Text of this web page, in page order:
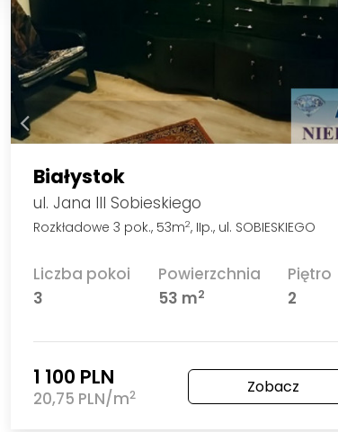
Białystok
ul. Jana III Sobieskiego
Rozkładowe 3 pok., 53m2, IIp., ul. SOBIESKIEGO
Liczba pokoi
3
Powierzchnia
53 m2
Piętro
2
1 100 PLN
20,75 PLN/m2 Zobacz